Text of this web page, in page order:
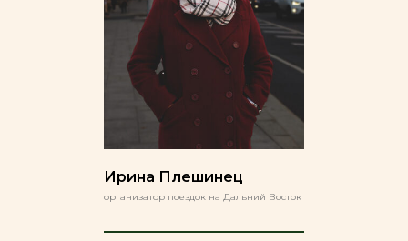
Ирина Плешинец
организатор поездок на Дальний Восток